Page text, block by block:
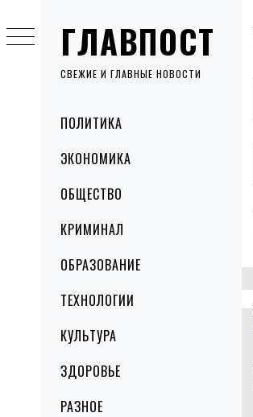
ГЛАВПОСТ
СВЕЖИЕ И ГЛАВНЫЕ НОВОСТИ
MenuПОЛИТИКА
ЭКОНОМИКА
ОБЩЕСТВО
КРИМИНАЛ
ОБРАЗОВАНИЕ
ТЕХНОЛОГИИ
КУЛЬТУРА
ЗДОРОВЬЕ
РАЗНОЕ
to
content